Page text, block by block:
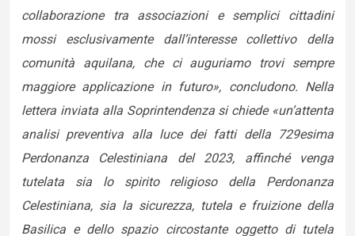
collaborazione tra associazioni e semplici cittadini
mossi esclusivamente dall’interesse collettivo della
comunità aquilana, che ci auguriamo trovi sempre
maggiore applicazione in futuro», concludono. Nella
lettera inviata alla Soprintendenza si chiede «un’attenta
analisi preventiva alla luce dei fatti della 729esima
Perdonanza Celestiniana del 2023, affinché venga
tutelata sia lo spirito religioso della Perdonanza
Celestiniana, sia la sicurezza, tutela e fruizione della
Basilica e dello spazio circostante oggetto di tutela